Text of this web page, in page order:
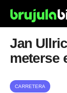
Jan
meterse
CARRETERA